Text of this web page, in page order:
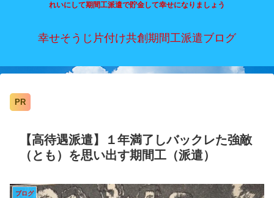
れいにして期間工派遣で貯金して幸せになりましょう
幸せそうじ片付け共創期間工派遣ブログ
PR
【高待遇派遣】１年満了しバックレた強敵
（とも）を思い出す期間工（派遣）
ブログ